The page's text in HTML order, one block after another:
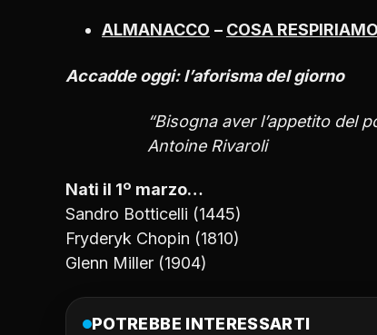
ALMANACCO – COSA
Accadde oggi: l’aforisma del giorno
“Bisogna aver l’appetito del
Antoine Rivaroli
Nati il 1º marzo…
Sandro Botticelli (1445)
Fryderyk Chopin (1810)
Glenn Miller (1904)
POTREBBE INTERESSARTI